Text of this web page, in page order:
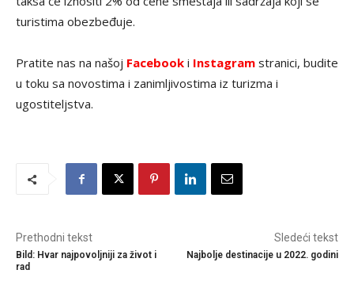
turistima obezbeđuje.
Pratite nas na našoj Facebook i Instagram stranici, budite
u toku sa novostima i zanimljivostima iz turizma i
ugostiteljstva.
Prethodni tekst
Bild: Hvar najpovoljniji za život i
rad
Sledeći tekst
Najbolje destinacije u 2022. godini